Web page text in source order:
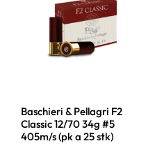
Baschieri & Pellagri F2
Classic 12/70 34g #5
405m/s (pk a 25 stk)